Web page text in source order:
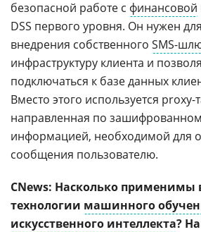
безопасной работе с финансовой
DSS первого уровня. Он нужен
внедрения собственного SMS-
инфраструктуру клиента и
подключаться к базе данных
Вместо этого используется proxy-
направленная по
информацией, необходимой для
сообщения пользователю.
CNews: Насколько применимы
технологии машинного
искусственного интеллекта?